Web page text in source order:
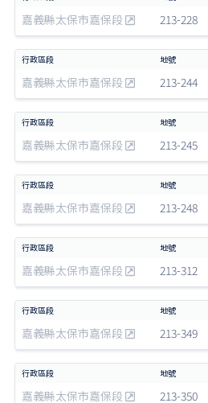
嘉義縣太保市嘉保段 213-228
嘉義縣太保市嘉保段 213-244
嘉義縣太保市嘉保段 213-245
嘉義縣太保市嘉保段 213-248
嘉義縣太保市嘉保段 213-312
嘉義縣太保市嘉保段 213-349
嘉義縣太保市嘉保段 213-350